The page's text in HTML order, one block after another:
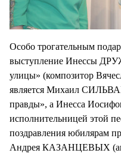
Особо трогательным
выступление Инессы
улицы» (композитор
является Михаил
правды», а Инесса
исполнительницей этой
поздравления юбилярам
Андрея КАЗАНЦЕВЫХ